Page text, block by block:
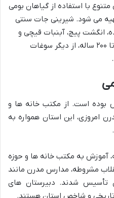
نوع ترشی متنوع با استفاده از گیاهان بومی
می شود. شیرینی جات سنتی
انگشت پیچ، آبنبات قیچی و
راحت الحلقوم با قدمتی ۱۵۰ تا ۲۰۰ ساله، از دیگر سوغات
بوده است. از مکتب خانه ها و
امروزی، این استان همواره به
آموزش به مکتب خانه ها و حوزه
مشروطه، مدارس مدرن مانند
تأسیس شدند. دبیرستان های
تاریخی و شاخص استان هستند.